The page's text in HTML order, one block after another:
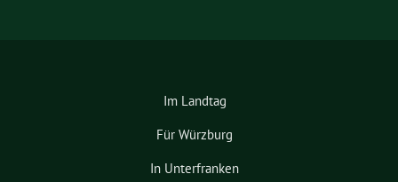
Im Landtag
Für Würzburg
In Unterfranken